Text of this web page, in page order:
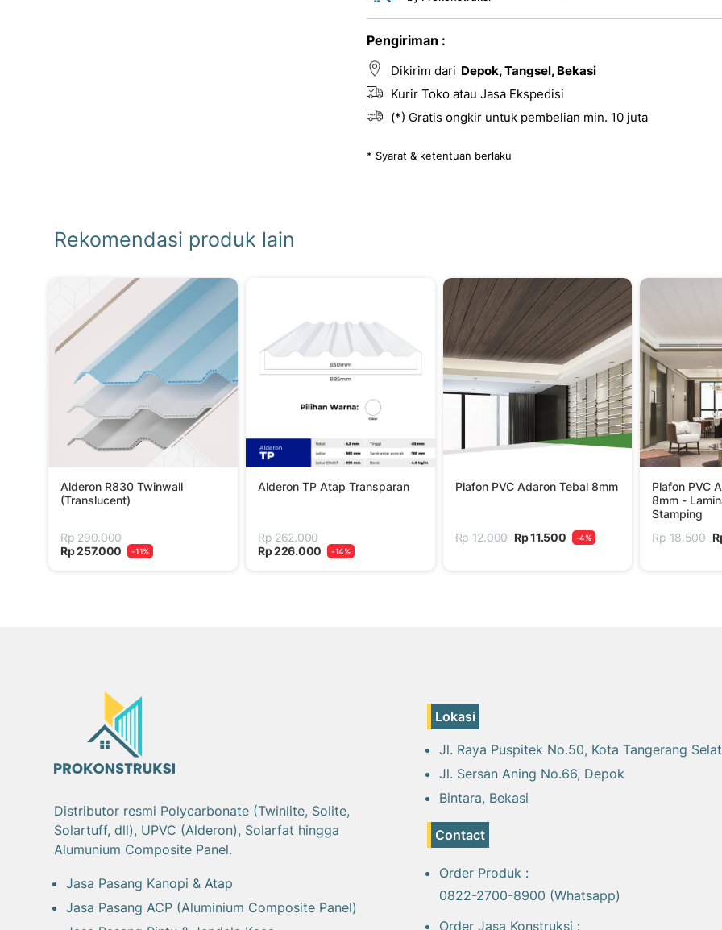
Pengiriman :
Dikirim dari Depok, Tangsel, Bekasi
Kurir Toko atau Jasa Ekspedisi
(*) Gratis ongkir untuk pembelian min. 10 juta
* Syarat & ketentuan berlaku
Rekomendasi produk lain
Alderon R830 Twinwall
(Translucent)
Rp 290.000
Rp 257.000
-11%
Alderon TP Atap Transparan
Rp 262.000
Rp 226.000
-14%
Plafon PVC Adaron Tebal 8mm
Rp 12.000 Rp 11.500 -4%
Plafon PVC
8mm -
Stamping
Rp 18.500
Distributor resmi Polycarbonate (Twinlite, Solite,
Solartuff, dll), UPVC (Alderon), Solarfat hingga
Alumunium Composite Panel.
Jasa Pasang Kanopi & Atap
Jasa Pasang ACP (Aluminium Composite Panel)
Lokasi
Jl. Raya Puspitek No.50, Kota Tangerang
Jl. Sersan Aning No.66, Depok
Bintara, Bekasi
Contact
Order Produk :
0822-2700-8900 (Whatsapp)
Order Jasa Konstruksi :